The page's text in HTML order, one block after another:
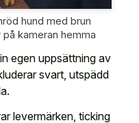
hund med brun
kameran hemma
egen uppsättning av
svart, utspädd
levermärken, ticking